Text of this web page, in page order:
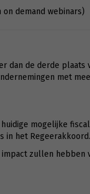
demand webinars)
dan de derde plaats
met
mogelijke
in het Regeerakkoord.
zullen hebben